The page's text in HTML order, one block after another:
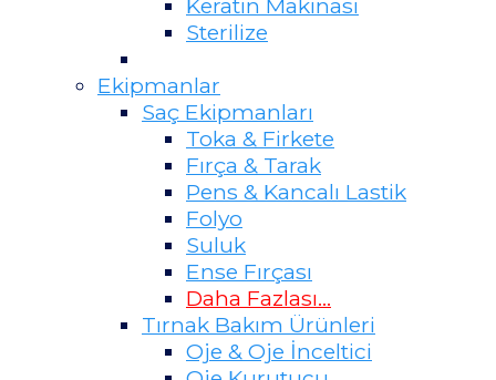
Keratin Makinası
Sterilize
Ekipmanlar
Saç Ekipmanları
Toka & Firkete
Fırça & Tarak
Pens & Kancalı Lastik
Folyo
Suluk
Ense Fırçası
Daha Fazlası...
Tırnak Bakım Ürünleri
Oje & Oje İnceltici